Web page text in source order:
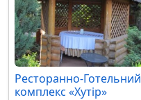
Ресторанно-Готельний
комплекс «Хутір»